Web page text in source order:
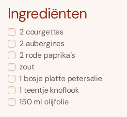
Ingrediënten
2 courgettes
2 aubergines
2 rode paprika’s
zout
1 bosje platte peterselie
1 teentje knoflook
150 ml olijfolie